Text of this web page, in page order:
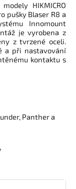
HIKMICRO
pušky Blaser R8 a
Innomount
je vyrobena z
z tvrzené oceli.
a při nastavování
kontaktu s
Panther a